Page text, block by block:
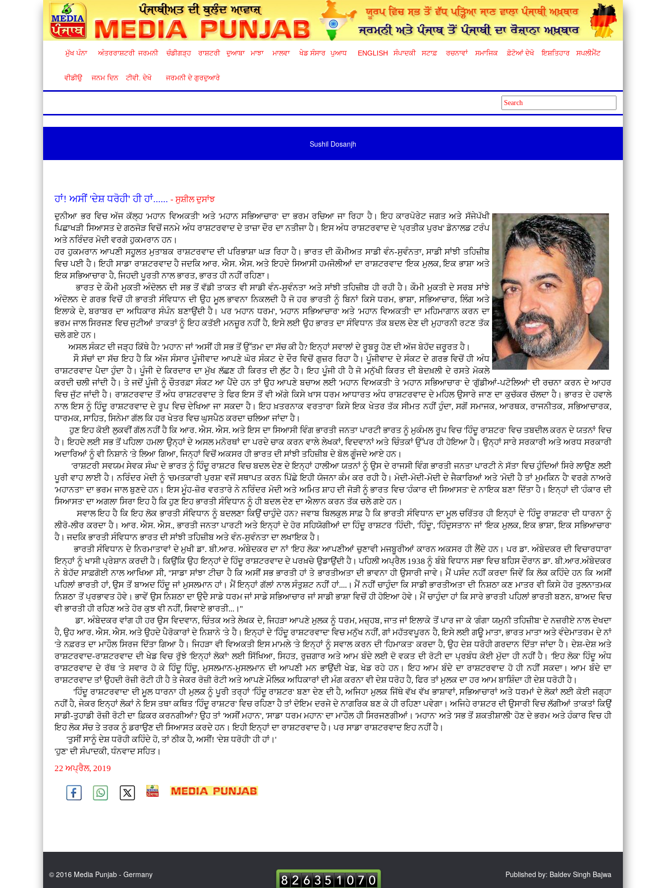
ਮੁੱਖ ਪੰਨਾ ਅੰਤਰਰਾਸ਼ਟਰੀ ਜਰਮਨੀ ਚੰਡੀਗੜ੍ਹ ਰਾਸ਼ਟਰੀ ਦੁਆਬਾ ਮਾਝਾ ਮਾਲਵਾ ਖੇਡ ਸੰਸਾਰ ਪੁਆਧ ENGLISH ਸੰਪਾਦਕੀ ਸਟਾਫ਼ ਰਚਨਾਵਾਂ ਸਮਾਜਿਕ ਫ਼ੋਟੋਆਂ ਦੇਖੋ ਇਸ਼ਤਿਹਾਰ ਸਪਲੀਮੈਂਟ
ਵੀਡੀਉ ਜਨਮ ਦਿਨ ਟੀਵੀ. ਦੇਖੋ ਜਰਮਨੀ ਦੇ ਗੁਰਦੁਆਰੇ
Sushil Dosanjh
ਹਾਂ! ਅਸੀਂ 'ਦੇਸ਼ ਧਰੋਹੀ' ਹੀ ਹਾਂ......- ਸੁਸ਼ੀਲ ਦੁਸਾਂਝ
ਦੁਨੀਆ ਭਰ ਵਿਚ ਅੱਜ ਕੱਲ੍ਹ 'ਮਹਾਨ ਵਿਅਕਤੀ' ਅਤੇ 'ਮਹਾਨ ਸਭਿਆਚਾਰ' ਦਾ ਭਰਮ ਰਚਿਆ ਜਾ ਰਿਹਾ ਹੈ। ਇਹ ਕਾਰਪੋਰੇਟ ਜਗਤ ਅਤੇ ਸੱਜੇਪੱਖੀ
ਪਿਛਾਖੜੀ ਸਿਆਸਤ ਦੇ ਗਠਜੋੜ ਵਿਚੋਂ ਜਨਮੇ ਅੰਧ ਰਾਸ਼ਟਰਵਾਦ ਦੇ ਤਾਜ਼ਾ ਦੌਰ ਦਾ ਨਤੀਜਾ ਹੈ। ਇਸ ਅੰਧ ਰਾਸ਼ਟਰਵਾਦ ਦੇ 'ਪ੍ਰਤੀਕ ਪੁਰਖ' ਡੋਨਾਲਡ ਟਰੰਪ
ਅਤੇ ਨਰਿੰਦਰ ਮੋਦੀ ਵਰਗੇ ਹੁਕਮਰਾਨ ਹਨ।
ਹਰ ਹੁਕਮਰਾਨ ਆਪਣੀ ਸਹੂਲਤ ਮੁਤਾਬਕ ਰਾਸ਼ਟਰਵਾਦ ਦੀ ਪਰਿਭਾਸ਼ਾ ਘੜ ਰਿਹਾ ਹੈ। ਭਾਰਤ ਦੀ ਕੌਮੀਅਤ ਸਾਡੀ ਵੰਨ-ਸੁਵੰਨਤਾ, ਸਾਡੀ ਸਾਂਝੀ ਤਹਿਜ਼ੀਬ
ਵਿਚ ਪਈ ਹੈ। ਇਹੀ ਸਾਡਾ ਰਾਸ਼ਟਰਵਾਦ ਹੈ ਜਦਕਿ ਆਰ. ਐਸ. ਐਸ. ਅਤੇ ਇਹਦੇ ਸਿਆਸੀ ਹਮਜੋਲੀਆਂ ਦਾ ਰਾਸ਼ਟਰਵਾਦ 'ਇਕ ਮੁਲਕ, ਇਕ ਭਾਸ਼ਾ ਅਤੇ
ਇਕ ਸਭਿਆਚਾਰ' ਹੈ, ਜਿਹਦੀ ਪੂਰਤੀ ਨਾਲ ਭਾਰਤ, ਭਾਰਤ ਹੀ ਨਹੀਂ ਰਹਿਣਾ।
ਭਾਰਤ ਦੇ ਕੌਮੀ ਮੁਕਤੀ ਅੰਦੋਲਨ ਦੀ ਸਭ ਤੋਂ ਵੱਡੀ ਤਾਕਤ ਵੀ ਸਾਡੀ ਵੰਨ-ਸੁਵੰਨਤਾ ਅਤੇ ਸਾਂਝੀ ਤਹਿਜ਼ੀਬ ਹੀ ਰਹੀ ਹੈ। ਕੌਮੀ ਮੁਕਤੀ ਦੇ ਸਰਬ ਸਾਂਝੇ
ਅੰਦੋਲਨ ਦੇ ਗਰਭ ਵਿਚੋਂ ਹੀ ਭਾਰਤੀ ਸੰਵਿਧਾਨ ਦੀ ਉਹ ਮੂਲ ਭਾਵਨਾ ਨਿਕਲਦੀ ਹੈ ਜੋ ਹਰ ਭਾਰਤੀ ਨੂੰ ਬਿਨਾਂ ਕਿਸੇ ਧਰਮ, ਭਾਸ਼ਾ, ਸਭਿਆਚਾਰ, ਲਿੰਗ ਅਤੇ
ਇਲਾਕੇ ਦੇ, ਬਰਾਬਰ ਦਾ ਅਧਿਕਾਰ ਸੰਪੰਨ ਬਣਾਉਂਦੀ ਹੈ। ਪਰ 'ਮਹਾਨ ਧਰਮ', 'ਮਹਾਨ ਸਭਿਆਚਾਰ' ਅਤੇ 'ਮਹਾਨ ਵਿਅਕਤੀ' ਦਾ ਮਹਿਮਾਗਾਨ ਕਰਨ ਦਾ
ਭਰਮ ਜਾਲ ਸਿਰਜਣ ਵਿਚ ਜੁਟੀਆਂ ਤਾਕਤਾਂ ਨੂੰ ਇਹ ਕਤੱਈ ਮਨਜ਼ੂਰ ਨਹੀਂ ਹੈ, ਇਸੇ ਲਈ ਉਹ ਭਾਰਤ ਦਾ ਸੰਵਿਧਾਨ ਤੱਕ ਬਦਲ ਦੇਣ ਦੀ ਮੁਹਾਰਨੀ ਰਟਣ ਤੱਕ
ਚਲੇ ਗਏ ਹਨ।
ਅਸਲ ਸੰਕਟ ਦੀ ਜੜ੍ਹ ਕਿੱਥੇ ਹੈ? 'ਮਹਾਨ' ਜਾਂ 'ਅਸੀਂ ਹੀ ਸਭ ਤੋਂ ਉੱਤਮ' ਦਾ ਸੱਚ ਕੀ ਹੈ? ਇਨ੍ਹਾਂ ਸਵਾਲਾਂ ਦੇ ਰੂਬਰੂ ਹੋਣ ਦੀ ਅੱਜ ਬੇਹੱਦ ਜ਼ਰੂਰਤ ਹੈ।
ਸੌ ਸੱਚਾਂ ਦਾ ਸੱਚ ਇਹ ਹੈ ਕਿ ਅੱਜ ਸੰਸਾਰ ਪੂੰਜੀਵਾਦ ਆਪਣੇ ਘੋਰ ਸੰਕਟ ਦੇ ਦੌਰ ਵਿਚੋਂ ਗੁਜ਼ਰ ਰਿਹਾ ਹੈ। ਪੂੰਜੀਵਾਦ ਦੇ ਸੰਕਟ ਦੇ ਗਰਭ ਵਿਚੋਂ ਹੀ ਅੰਧ
ਰਾਸ਼ਟਰਵਾਦ ਪੈਦਾ ਹੁੰਦਾ ਹੈ। ਪੂੰਜੀ ਦੇ ਕਿਰਦਾਰ ਦਾ ਮੁੱਖ ਲੱਛਣ ਹੀ ਕਿਰਤ ਦੀ ਲੁੱਟ ਹੈ। ਇਹ ਪੂੰਜੀ ਹੀ ਹੈ ਜੋ ਮਨੁੱਖੀ ਕਿਰਤ ਦੀ ਬੇਦਖ਼ਲੀ ਦੇ ਰਸਤੇ ਮੋਕਲੇ
ਕਰਦੀ ਚਲੀ ਜਾਂਦੀ ਹੈ। ਤੇ ਜਦੋਂ ਪੂੰਜੀ ਨੂੰ ਚੌਤਰਫ਼ਾ ਸੰਕਟ ਆ ਪੈਂਦੇ ਹਨ ਤਾਂ ਉਹ ਆਪਣੇ ਬਚਾਅ ਲਈ 'ਮਹਾਨ ਵਿਅਕਤੀ' ਤੇ 'ਮਹਾਨ ਸਭਿਆਚਾਰ' ਦੇ 'ਗੁੱਡੀਆਂ-ਪਟੋਲਿਆਂ' ਦੀ ਰਚਨਾ ਕਰਨ ਦੇ ਆਹਰ
ਵਿਚ ਜੁੱਟ ਜਾਂਦੀ ਹੈ। ਰਾਸ਼ਟਰਵਾਦ ਤੋਂ ਅੰਧ ਰਾਸ਼ਟਰਵਾਦ ਤੇ ਫਿਰ ਇਸ ਤੋਂ ਵੀ ਅੱਗੇ ਕਿਸੇ ਖਾਸ ਧਰਮ ਆਧਾਰਤ ਅੰਧ ਰਾਸ਼ਟਰਵਾਦ ਦੇ ਮਹਿਲ ਉਸਾਰੇ ਜਾਣ ਦਾ ਕੁਚੱਕਰ ਚੱਲਦਾ ਹੈ। ਭਾਰਤ ਦੇ ਹਵਾਲੇ
ਨਾਲ ਇਸ ਨੂੰ ਹਿੰਦੂ ਰਾਸ਼ਟਰਵਾਦ ਦੇ ਰੂਪ ਵਿਚ ਦੇਖਿਆ ਜਾ ਸਕਦਾ ਹੈ। ਇਹ ਖ਼ਤਰਨਾਕ ਵਰਤਾਰਾ ਕਿਸੇ ਇਕ ਖੇਤਰ ਤੱਕ ਸੀਮਤ ਨਹੀਂ ਹੁੰਦਾ, ਸਗੋਂ ਸਮਾਜਕ, ਆਰਥਕ, ਰਾਜਨੀਤਕ, ਸਭਿਆਚਾਰਕ,
ਧਾਰਮਕ, ਸਾਹਿਤ, ਸਿਨੇਮਾ ਗੱਲ ਕਿ ਹਰ ਖੇਤਰ ਵਿਚ ਘੁਸਪੈਠ ਕਰਦਾ ਚਲਿਆ ਜਾਂਦਾ ਹੈ।
ਹੁਣ ਇਹ ਕੋਈ ਲੁਕਵੀਂ ਗੱਲ ਨਹੀਂ ਹੈ ਕਿ ਆਰ. ਐਸ. ਐਸ. ਅਤੇ ਇਸ ਦਾ ਸਿਆਸੀ ਵਿੰਗ ਭਾਰਤੀ ਜਨਤਾ ਪਾਰਟੀ ਭਾਰਤ ਨੂੰ ਮੁਕੰਮਲ ਰੂਪ ਵਿਚ 'ਹਿੰਦੂ ਰਾਸ਼ਟਰ' ਵਿਚ ਤਬਦੀਲ ਕਰਨ ਦੇ ਯਤਨਾਂ ਵਿਚ
ਹੈ। ਇਹਦੇ ਲਈ ਸਭ ਤੋਂ ਪਹਿਲਾ ਹਮਲਾ ਉਨ੍ਹਾਂ ਦੇ ਅਸਲ ਮਨੋਰਥਾਂ ਦਾ ਪਰਦੇ ਚਾਕ ਕਰਨ ਵਾਲੇ ਲੇਖਕਾਂ, ਵਿਦਵਾਨਾਂ ਅਤੇ ਚਿੰਤਕਾਂ ਉੱਪਰ ਹੀ ਹੋਇਆ ਹੈ। ਉਨ੍ਹਾਂ ਸਾਰੇ ਸਰਕਾਰੀ ਅਤੇ ਅਰਧ ਸਰਕਾਰੀ
ਅਦਾਰਿਆਂ ਨੂੰ ਵੀ ਨਿਸ਼ਾਨੇ 'ਤੇ ਲਿਆ ਗਿਆ, ਜਿਨ੍ਹਾਂ ਵਿਚੋਂ ਅਕਸਰ ਹੀ ਭਾਰਤ ਦੀ ਸਾਂਝੀ ਤਹਿਜ਼ੀਬ ਦੇ ਬੋਲ ਗੂੰਜਦੇ ਆਏ ਹਨ।
'ਰਾਸ਼ਟਰੀ ਸਵਯਮ ਸੇਵਕ ਸੰਘ' ਦੇ ਭਾਰਤ ਨੂੰ ਹਿੰਦੂ ਰਾਸ਼ਟਰ ਵਿਚ ਬਦਲ ਦੇਣ ਦੇ ਇਨ੍ਹਾਂ ਹਾਲੀਆ ਯਤਨਾਂ ਨੂੰ ਉਸ ਦੇ ਰਾਜਸੀ ਵਿੰਗ ਭਾਰਤੀ ਜਨਤਾ ਪਾਰਟੀ ਨੇ ਸੱਤਾ ਵਿਚ ਹੁੰਦਿਆਂ ਸਿਰੇ ਲਾਉਣ ਲਈ
ਪੂਰੀ ਵਾਹ ਲਾਈ ਹੈ। ਨਰਿੰਦਰ ਮੋਦੀ ਨੂੰ 'ਚਮਤਕਾਰੀ ਪੁਰਸ਼' ਵਜੋਂ ਸਥਾਪਤ ਕਰਨ ਪਿੱਛੇ ਇਹੀ ਯੋਜਨਾ ਕੰਮ ਕਰ ਰਹੀ ਹੈ। ਮੋਦੀ-ਮੋਦੀ-ਮੋਦੀ ਦੇ ਜੈਕਾਰਿਆਂ ਅਤੇ 'ਮੋਦੀ ਹੈ ਤਾਂ ਮੁਮਕਿਨ ਹੈ' ਵਰਗੇ ਨਾਅਰੇ
'ਮਹਾਨਤਾ' ਦਾ ਭਰਮ ਜਾਲ ਬੁਣਦੇ ਹਨ। ਇਸ ਮੂੰਹ-ਜ਼ੋਰ ਵਰਤਾਰੇ ਨੇ ਨਰਿੰਦਰ ਮੋਦੀ ਅਤੇ ਅਮਿਤ ਸ਼ਾਹ ਦੀ ਜੋੜੀ ਨੂੰ ਭਾਰਤ ਵਿਚ 'ਹੰਕਾਰ ਦੀ ਸਿਆਸਤ' ਦੇ ਨਾਇਕ ਬਣਾ ਦਿੱਤਾ ਹੈ। ਇਨ੍ਹਾਂ ਦੀ 'ਹੰਕਾਰ ਦੀ
ਸਿਆਸਤ' ਦਾ ਅਗਲਾ ਸਿਰਾ ਇਹ ਹੈ ਕਿ ਹੁਣ ਇਹ ਭਾਰਤੀ ਸੰਵਿਧਾਨ ਨੂੰ ਹੀ ਬਦਲ ਦੇਣ ਦਾ ਐਲਾਨ ਕਰਨ ਤੱਕ ਚਲੇ ਗਏ ਹਨ।
ਸਵਾਲ ਇਹ ਹੈ ਕਿ ਇਹ ਲੋਕ ਭਾਰਤੀ ਸੰਵਿਧਾਨ ਨੂੰ ਬਦਲਣਾ ਕਿਉਂ ਚਾਹੁੰਦੇ ਹਨ? ਜਵਾਬ ਬਿਲਕੁਲ ਸਾਫ਼ ਹੈ ਕਿ ਭਾਰਤੀ ਸੰਵਿਧਾਨ ਦਾ ਮੂਲ ਚਰਿੱਤਰ ਹੀ ਇਨ੍ਹਾਂ ਦੇ 'ਹਿੰਦੂ ਰਾਸ਼ਟਰ' ਦੀ ਧਾਰਨਾ ਨੂੰ
ਲੀਰੋ-ਲੀਰ ਕਰਦਾ ਹੈ। ਆਰ. ਐਸ. ਐਸ., ਭਾਰਤੀ ਜਨਤਾ ਪਾਰਟੀ ਅਤੇ ਇਨ੍ਹਾਂ ਦੇ ਹੋਰ ਸਹਿਯੋਗੀਆਂ ਦਾ ਹਿੰਦੂ ਰਾਸ਼ਟਰ 'ਹਿੰਦੀ', 'ਹਿੰਦੂ', 'ਹਿੰਦੁਸਤਾਨ' ਜਾਂ 'ਇਕ ਮੁਲਕ, ਇਕ ਭਾਸ਼ਾ, ਇਕ ਸਭਿਆਚਾਰ'
ਹੈ। ਜਦਕਿ ਭਾਰਤੀ ਸੰਵਿਧਾਨ ਭਾਰਤ ਦੀ ਸਾਂਝੀ ਤਹਿਜ਼ੀਬ ਅਤੇ ਵੰਨ-ਸੁਵੰਨਤਾ ਦਾ ਲਖਾਇਕ ਹੈ।
ਭਾਰਤੀ ਸੰਵਿਧਾਨ ਦੇ ਨਿਰਮਾਤਾਵਾਂ ਦੇ ਮੁਖੀ ਡਾ. ਬੀ.ਆਰ. ਅੰਬੇਦਕਰ ਦਾ ਨਾਂ 'ਇਹ ਲੋਕ' ਆਪਣੀਆਂ ਚੁਣਾਵੀ ਮਜਬੂਰੀਆਂ ਕਾਰਨ ਅਕਸਰ ਹੀ ਲੈਂਦੇ ਹਨ। ਪਰ ਡਾ. ਅੰਬੇਦਕਰ ਦੀ ਵਿਚਾਰਧਾਰਾ
ਇਨ੍ਹਾਂ ਨੂੰ ਖਾਸੀ ਪ੍ਰੇਸ਼ਾਨ ਕਰਦੀ ਹੈ। ਕਿਉਂਕਿ ਉਹ ਇਨ੍ਹਾਂ ਦੇ ਹਿੰਦੂ ਰਾਸ਼ਟਰਵਾਦ ਦੇ ਪਰਖ਼ਚੇ ਉਡਾਉਂਦੀ ਹੈ। ਪਹਿਲੀ ਅਪ੍ਰੈਲ 1938 ਨੂੰ ਬੰਬੇ ਵਿਧਾਨ ਸਭਾ ਵਿਚ ਬਹਿਸ ਦੌਰਾਨ ਡਾ. ਬੀ.ਆਰ.ਅੰਬੇਦਕਰ
ਨੇ ਬੇਹੱਦ ਸਾਫ਼ਗੋਈ ਨਾਲ ਆਖਿਆ ਸੀ, ''ਸਾਡਾ ਸਾਂਝਾ ਟੀਚਾ ਹੈ ਕਿ ਅਸੀਂ ਸਭ ਭਾਰਤੀ ਹਾਂ ਤੇ ਭਾਰਤੀਅਤਾ ਦੀ ਭਾਵਨਾ ਹੀ ਉਸਾਰੀ ਜਾਵੇ। ਮੈਂ ਪਸੰਦ ਨਹੀਂ ਕਰਦਾ ਜਿਵੇਂ ਕਿ ਲੋਕ ਕਹਿੰਦੇ ਹਨ ਕਿ ਅਸੀਂ
ਪਹਿਲਾਂ ਭਾਰਤੀ ਹਾਂ, ਉਸ ਤੋਂ ਬਾਅਦ ਹਿੰਦੂ ਜਾਂ ਮੁਸਲਮਾਨ ਹਾਂ। ਮੈਂ ਇਨ੍ਹਾਂ ਗੱਲਾਂ ਨਾਲ ਸੰਤੁਸ਼ਟ ਨਹੀਂ ਹਾਂ....। ਮੈਂ ਨਹੀਂ ਚਾਹੁੰਦਾ ਕਿ ਸਾਡੀ ਭਾਰਤੀਅਤਾ ਦੀ ਨਿਸ਼ਠਾ ਕਣ ਮਾਤਰ ਵੀ ਕਿਸੇ ਹੋਰ ਤੁਲਨਾਤਮਕ
ਨਿਸ਼ਠਾ ਤੋਂ ਪ੍ਰਭਾਵਤ ਹੋਵੇ। ਭਾਵੇਂ ਉਸ ਨਿਸ਼ਠਾ ਦਾ ਉਦੈ ਸਾਡੇ ਧਰਮ ਜਾਂ ਸਾਡੇ ਸਭਿਆਚਾਰ ਜਾਂ ਸਾਡੀ ਭਾਸ਼ਾ ਵਿਚੋਂ ਹੀ ਹੋਇਆ ਹੋਵੇ। ਮੈਂ ਚਾਹੁੰਦਾ ਹਾਂ ਕਿ ਸਾਰੇ ਭਾਰਤੀ ਪਹਿਲਾਂ ਭਾਰਤੀ ਬਣਨ, ਬਾਅਦ ਵਿਚ
ਵੀ ਭਾਰਤੀ ਹੀ ਰਹਿਣ ਅਤੇ ਹੋਰ ਕੁਝ ਵੀ ਨਹੀਂ, ਸਿਵਾਏ ਭਾਰਤੀ...।''
ਡਾ. ਅੰਬੇਦਕਰ ਵਾਂਗ ਹੀ ਹਰ ਉਸ ਵਿਦਵਾਨ, ਚਿੰਤਕ ਅਤੇ ਲੇਖਕ ਦੇ, ਜਿਹੜਾ ਆਪਣੇ ਮੁਲਕ ਨੂੰ ਧਰਮ, ਮਜ਼੍ਹਬ, ਜਾਤ ਜਾਂ ਇਲਾਕੇ ਤੋਂ ਪਾਰ ਜਾ ਕੇ 'ਗੰਗਾ ਯਮੁਨੀ ਤਹਿਜ਼ੀਬ' ਦੇ ਨਜ਼ਰੀਏ ਨਾਲ ਦੇਖਦਾ
ਹੈ, ਉਹ ਆਰ. ਐਸ. ਐਸ. ਅਤੇ ਉਹਦੇ ਪੈਰੋਕਾਰਾਂ ਦੇ ਨਿਸ਼ਾਨੇ 'ਤੇ ਹੈ। ਇਨ੍ਹਾਂ ਦੇ 'ਹਿੰਦੂ ਰਾਸ਼ਟਰਵਾਦ' ਵਿਚ ਮਨੁੱਖ ਨਹੀਂ, ਗਾਂ ਮਹੱਤਵਪੂਰਨ ਹੈ, ਇਸੇ ਲਈ ਗਊ ਮਾਤਾ, ਭਾਰਤ ਮਾਤਾ ਅਤੇ ਵੰਦੇਮਾਤਰਮ ਦੇ ਨਾਂ
'ਤੇ ਨਫ਼ਰਤ ਦਾ ਮਾਹੌਲ ਸਿਰਜ ਦਿੱਤਾ ਗਿਆ ਹੈ। ਜਿਹੜਾ ਵੀ ਵਿਅਕਤੀ ਇਸ ਮਾਮਲੇ 'ਤੇ ਇਨ੍ਹਾਂ ਨੂੰ ਸਵਾਲ ਕਰਨ ਦੀ 'ਹਿਮਾਕਤ' ਕਰਦਾ ਹੈ, ਉਹ ਦੇਸ਼ ਧਰੋਹੀ ਗਰਦਾਨ ਦਿੱਤਾ ਜਾਂਦਾ ਹੈ। ਦੇਸ਼-ਦੇਸ਼ ਅਤੇ
ਰਾਸ਼ਟਰਵਾਦ-ਰਾਸ਼ਟਰਵਾਦ ਦੀ ਖੇਡ ਵਿਚ ਰੁੱਝੇ 'ਇਨ੍ਹਾਂ ਲੋਕਾਂ' ਲਈ ਸਿੱਖਿਆ, ਸਿਹਤ, ਰੁਜ਼ਗਾਰ ਅਤੇ ਆਮ ਬੰਦੇ ਲਈ ਦੋ ਵਕਤ ਦੀ ਰੋਟੀ ਦਾ ਪ੍ਰਬੰਧ ਕੋਈ ਮੁੱਦਾ ਹੀ ਨਹੀਂ ਹੈ। 'ਇਹ ਲੋਕ' ਹਿੰਦੂ ਅੰਧ
ਰਾਸ਼ਟਰਵਾਦ ਦੇ ਰੱਥ 'ਤੇ ਸਵਾਰ ਹੋ ਕੇ ਹਿੰਦੂ ਹਿੰਦੂ, ਮੁਸਲਮਾਨ-ਮੁਸਲਮਾਨ ਦੀ ਆਪਣੀ ਮਨ ਭਾਉਂਦੀ ਖੇਡ, ਖੇਡ ਰਹੇ ਹਨ। ਇਹ ਆਮ ਬੰਦੇ ਦਾ ਰਾਸ਼ਟਰਵਾਦ ਹੋ ਹੀ ਨਹੀਂ ਸਕਦਾ। ਆਮ ਬੰਦੇ ਦਾ
ਰਾਸ਼ਟਰਵਾਦ ਤਾਂ ਉਹਦੀ ਰੋਜ਼ੀ ਰੋਟੀ ਹੀ ਹੈ ਤੇ ਜੇਕਰ ਰੋਜ਼ੀ ਰੋਟੀ ਅਤੇ ਆਪਣੇ ਮੌਲਿਕ ਅਧਿਕਾਰਾਂ ਦੀ ਮੰਗ ਕਰਨਾ ਵੀ ਦੇਸ਼ ਧਰੋਹ ਹੈ, ਫਿਰ ਤਾਂ ਮੁਲਕ ਦਾ ਹਰ ਆਮ ਬਾਸ਼ਿੰਦਾ ਹੀ ਦੇਸ਼ ਧਰੋਹੀ ਹੈ।
'ਹਿੰਦੂ ਰਾਸ਼ਟਰਵਾਦ' ਦੀ ਮੂਲ ਧਾਰਨਾ ਹੀ ਮੁਲਕ ਨੂੰ ਪੂਰੀ ਤਰ੍ਹਾਂ 'ਹਿੰਦੂ ਰਾਸ਼ਟਰ' ਬਣਾ ਦੇਣ ਦੀ ਹੈ, ਅਜਿਹਾ ਮੁਲਕ ਜਿੱਥੇ ਵੱਖ ਵੱਖ ਭਾਸ਼ਾਵਾਂ, ਸਭਿਆਚਾਰਾਂ ਅਤੇ ਧਰਮਾਂ ਦੇ ਲੋਕਾਂ ਲਈ ਕੋਈ ਜਗ੍ਹਾ
ਨਹੀਂ ਹੈ, ਜੇਕਰ ਇਨ੍ਹਾਂ ਲੋਕਾਂ ਨੇ ਇਸ ਤਥਾ ਕਥਿਤ 'ਹਿੰਦੂ ਰਾਸ਼ਟਰ' ਵਿਚ ਰਹਿਣਾ ਹੈ ਤਾਂ ਦੋਇਮ ਦਰਜੇ ਦੇ ਨਾਗਰਿਕ ਬਣ ਕੇ ਹੀ ਰਹਿਣਾ ਪਵੇਗਾ। ਅਜਿਹੇ ਰਾਸ਼ਟਰ ਦੀ ਉਸਾਰੀ ਵਿਚ ਲੱਗੀਆਂ ਤਾਕਤਾਂ ਕਿਉਂ
ਸਾਡੀ-ਤੁਹਾਡੀ ਰੋਜ਼ੀ ਰੋਟੀ ਦਾ ਫ਼ਿਕਰ ਕਰਨਗੀਆਂ? ਉਹ ਤਾਂ 'ਅਸੀਂ ਮਹਾਨ', 'ਸਾਡਾ ਧਰਮ ਮਹਾਨ' ਦਾ ਮਾਹੌਲ ਹੀ ਸਿਰਜਣਗੀਆਂ। 'ਮਹਾਨ' ਅਤੇ 'ਸਭ ਤੋਂ ਸ਼ਕਤੀਸ਼ਾਲੀ' ਹੋਣ ਦੇ ਭਰਮ ਅਤੇ ਹੰਕਾਰ ਵਿਚ ਹੀ
ਇਹ ਲੋਕ ਸੱਚ ਤੇ ਤਰਕ ਨੂੰ ਡਰਾਉਣ ਦੀ ਸਿਆਸਤ ਕਰਦੇ ਹਨ। ਇਹੀ ਇਨ੍ਹਾਂ ਦਾ ਰਾਸ਼ਟਰਵਾਦ ਹੈ। ਪਰ ਸਾਡਾ ਰਾਸ਼ਟਰਵਾਦ ਇਹ ਨਹੀਂ ਹੈ।
'ਤੁਸੀਂ ਸਾਨੂੰ ਦੇਸ਼ ਧਰੋਹੀ ਕਹਿੰਦੇ ਹੋ, ਤਾਂ ਠੀਕ ਹੈ, ਅਸੀਂ! 'ਦੇਸ਼ ਧਰੋਹੀ' ਹੀ ਹਾਂ।'
'ਹੁਣ' ਦੀ ਸੰਪਾਦਕੀ, ਧੰਨਵਾਦ ਸਹਿਤ।
22 ਅਪ੍ਰੈਲ, 2019
© 2016 Media Punjab - Germany Published by: Baldev Singh Bajwa